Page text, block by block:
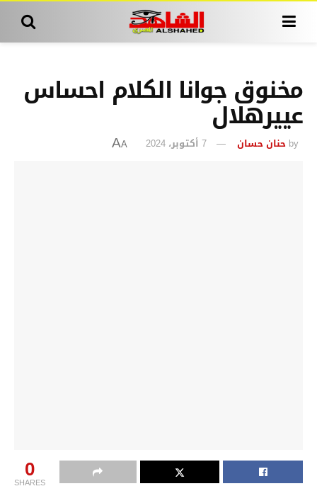
مخنوق جوانا الكلام احساس
عييرهلال
by حنان حسان 7 أكتوبر، 2024 A
A
0
SHARES